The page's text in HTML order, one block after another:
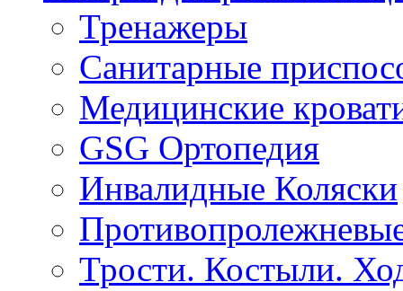
Тренажеры
Санитарные
Медицинские
GSG Ортопедия
Инвалидные Коляски
Трости. Костыли.